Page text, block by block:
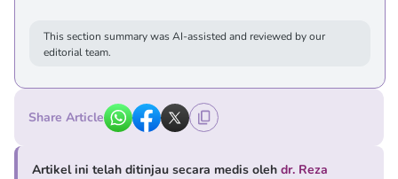
This section summary was AI-assisted and reviewed by our
editorial team.
Share Article
Artikel ini telah ditinjau secara medis oleh dr. Reza